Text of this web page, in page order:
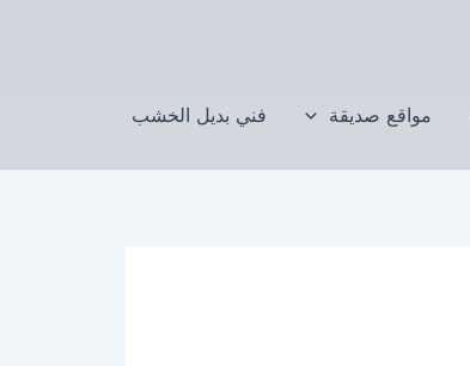
مواقع صديقة
فني بديل الخشب